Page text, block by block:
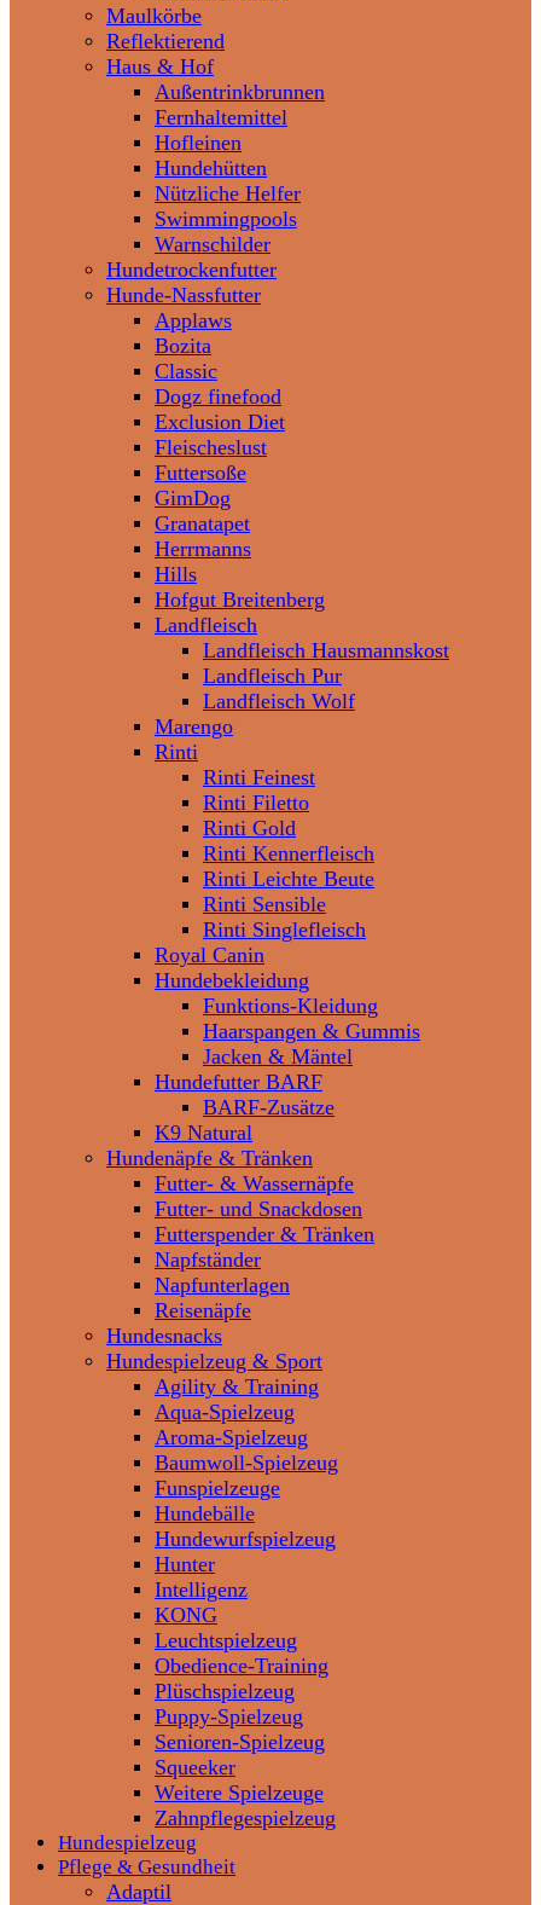
Maulkörbe
Reflektierend
Haus & Hof
Außentrinkbrunnen
Fernhaltemittel
Hofleinen
Hundehütten
Nützliche Helfer
Swimmingpools
Warnschilder
Hundetrockenfutter
Hunde-Nassfutter
Applaws
Bozita
Classic
Dogz finefood
Exclusion Diet
Fleischeslust
Futtersoße
GimDog
Granatapet
Herrmanns
Hills
Hofgut Breitenberg
Landfleisch
Landfleisch Hausmannskost
Landfleisch Pur
Landfleisch Wolf
Marengo
Rinti
Rinti Feinest
Rinti Filetto
Rinti Gold
Rinti Kennerfleisch
Rinti Leichte Beute
Rinti Sensible
Rinti Singlefleisch
Royal Canin
Hundebekleidung
Funktions-Kleidung
Haarspangen & Gummis
Jacken & Mäntel
Hundefutter BARF
BARF-Zusätze
K9 Natural
Hundenäpfe & Tränken
Futter- & Wassernäpfe
Futter- und Snackdosen
Futterspender & Tränken
Napfständer
Napfunterlagen
Reisenäpfe
Hundesnacks
Hundespielzeug & Sport
Agility & Training
Aqua-Spielzeug
Aroma-Spielzeug
Baumwoll-Spielzeug
Funspielzeuge
Hundebälle
Hundewurfspielzeug
Hunter
Intelligenz
KONG
Leuchtspielzeug
Obedience-Training
Plüschspielzeug
Puppy-Spielzeug
Senioren-Spielzeug
Squeeker
Weitere Spielzeuge
Zahnpflegespielzeug
Hundespielzeug
Pflege & Gesundheit
Adaptil